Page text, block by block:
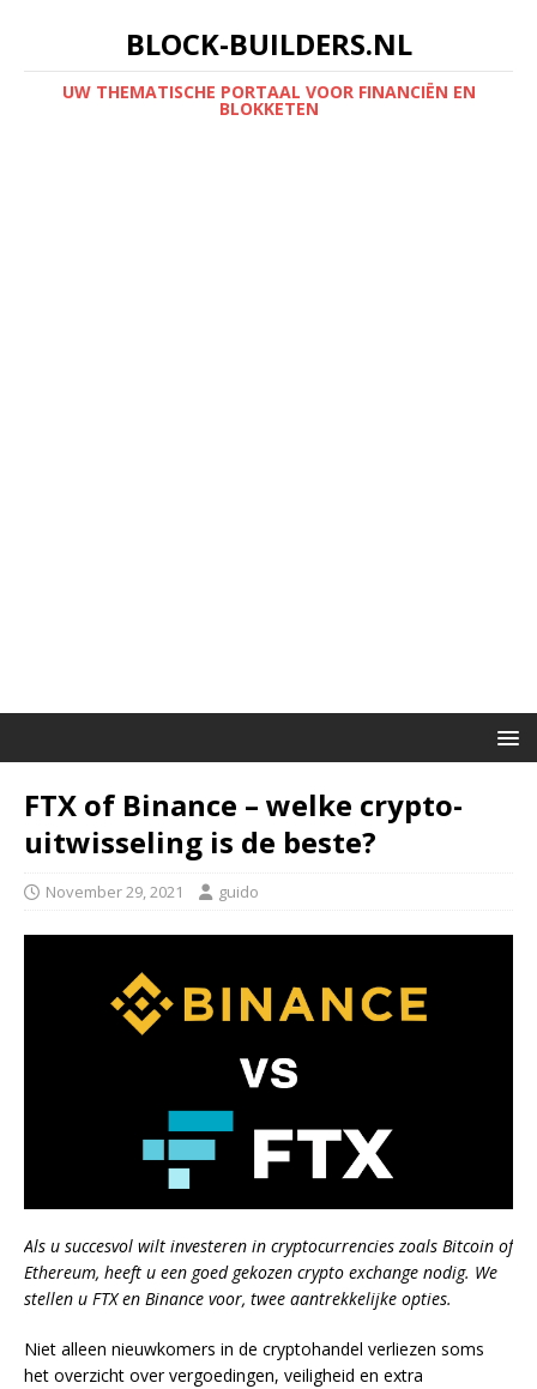
BLOCK-BUILDERS.NL
UW THEMATISCHE PORTAAL VOOR FINANCIËN EN
BLOKKETEN
FTX of Binance – welke crypto-
uitwisseling is de beste?
November 29, 2021 guido
Als u succesvol wilt investeren in cryptocurrencies zoals Bitcoin of
Ethereum, heeft u een goed gekozen crypto exchange nodig. We
stellen u FTX en Binance voor, twee aantrekkelijke opties.
Niet alleen nieuwkomers in de cryptohandel verliezen soms
het overzicht over vergoedingen, veiligheid en extra